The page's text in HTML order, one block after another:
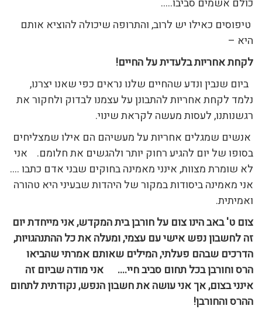
כולם אשמים סביבו…..
טיפוסים כאילו יש לרוב, והתרופה שיכולה להוציא אותם
היא –
לקחת אחריות בלעדית על החיים!
ביום שנבין ונדע שהחיים שלנו נראים כפי שאנו יצרנו,
נלמד לקחת אחריות להתבונן על עצמנו לבדוק ולחקור את
רגשנותנו, לעסות מעשה לקראת שינוי.
אנשים שמגלים אחריות על מעשיהם הם אילו שמצליחים
בסופו של יום להגיע רחוק יותר ולהגשים את חלומם. אני
לא שומרת מצוות, אינני מאמינה בחוקים שבני אדם כתבו ….
אני מאמינה ביסודות במקור של היהדות שבעיני היא טהורה
ואמיתית.
צום ט' באב הינו צום על חורבן בית המקדש, אני מייחדת יום
זה לחשבון נפש אישי עם עצמי, ומעלה את כל ההתנהגויות,
הדרכים שבהם פעלתי, המילים שאותם אמרתי שהביאו
הרס וחורבן בכל תחום סביב חיי…. אני מודה שביום זה
אינני בצום, אך אני עושה את חשבון הנפש, נקודתית לתחום
ההרס והחורבן!